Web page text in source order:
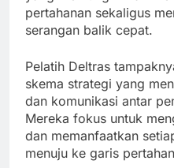
pertahanan sekaligus
serangan balik cepat.
Pelatih Deltras
skema strategi yang
dan komunikasi antar
Mereka fokus untuk
dan memanfaatkan
menuju ke garis